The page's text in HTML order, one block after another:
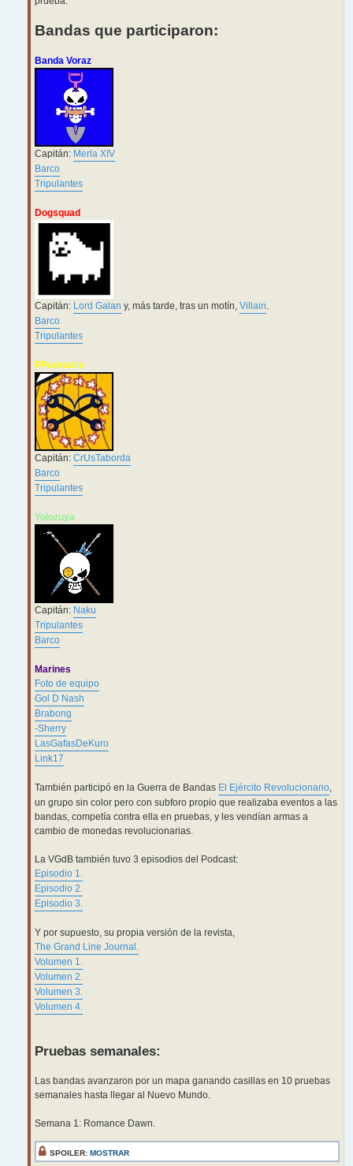
Bandas que participaron:
Banda Voraz
Capitán: Merla XIV
Barco
Tripulantes
Dogsquad
Capitán: Lord Galan y, más tarde, tras un motín, Villain.
Barco
Tripulantes
PPuretan's
Capitán: CrUsTaborda
Barco
Tripulantes
Yolozuya
Capitán: Naku
Tripulantes
Barco
Marines
Foto de equipo
Gol D Nash
Brabong
-Sherry
LasGafasDeKuro
Link17
También participó en la Guerra de Bandas El Ejército Revolucionario,
un grupo sin color pero con subforo propio que realizaba eventos a las
bandas, competía contra ella en pruebas, y les vendían armas a
cambio de monedas revolucionarias.
La VGdB también tuvo 3 episodios del Podcast:
Episodio 1.
Episodio 2.
Episodio 3.
Y por supuesto, su propia versión de la revista,
The Grand Line Journal.
Volumen 1.
Volumen 2.
Volumen 3.
Volumen 4.
Pruebas semanales:
Las bandas avanzaron por un mapa ganando casillas en 10 pruebas
semanales hasta llegar al Nuevo Mundo.
Semana 1: Romance Dawn.
SPOILER: MOSTRAR